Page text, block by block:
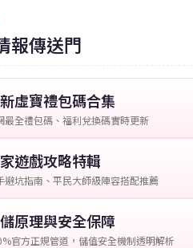
：所購買商品的截圖以作確認。
信息能幫助我們更快地處理您的代
報傳送門
虛寶禮包碼合集
最全禮包碼、福利兌換碼實時更新
遊戲攻略特輯
避坑指南、平民大師級陣容搭配推薦
原理與安全保障
官方正規管道，儲值安全機制透明解析